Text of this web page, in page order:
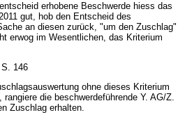
erhobene Beschwerde hiess das
gut, hob den Entscheid des
an diesen zurück, "um den Zuschlag"
erwog im Wesentlichen, das Kriterium
146
ohne dieses Kriterium
die beschwerdeführende Y. AG/Z.
Zuschlag erhalten.